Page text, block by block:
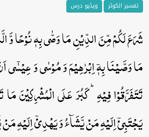
تفسیر الکوثر ویڈیو درس
شَرَعَ لَکُمۡ مِّنَ الدِّیۡنِ مَا وَصّٰی بِہٖ نُوۡحًا وَّ
مَا وَصَّیۡنَا بِہٖۤ اِبۡرٰہِیۡمَ وَ مُوۡسٰی وَ عِیۡسٰۤی
تَتَفَرَّقُوۡا فِیۡہِ ؕ کَبُرَ عَلَی الۡمُشۡرِکِیۡنَ
یَجۡتَبِیۡۤ اِلَیۡہِ مَنۡ یَّشَآءُ وَ یَہۡدِیۡۤ اِلَیۡہِ مَنۡ